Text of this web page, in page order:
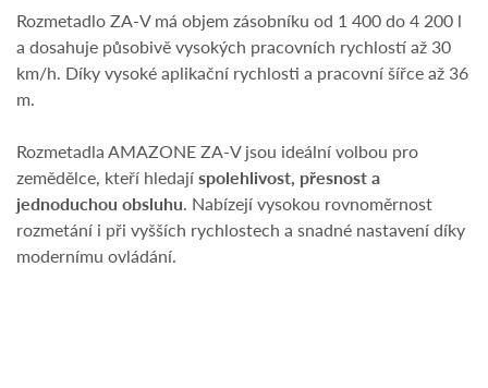
Rozmetadlo ZA-V má objem zásobníku od 1 400 do 4 200 l
a dosahuje působivě vysokých pracovních rychlostí až 30
km/h. Díky vysoké aplikační rychlosti a pracovní šířce až 36
m.
Rozmetadla AMAZONE ZA-V jsou ideální volbou pro
zemědělce, kteří hledajíspolehlivost, přesnost a
jednoduchou obsluhu. Nabízejí vysokou rovnoměrnost
rozmetání i při vyšších rychlostech a snadné nastavení díky
modernímu ovládání.